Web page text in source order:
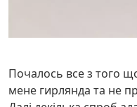
Почалось все з того
мене гирлянда та не